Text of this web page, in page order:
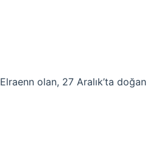
olan, 27 Aralık’ta doğan